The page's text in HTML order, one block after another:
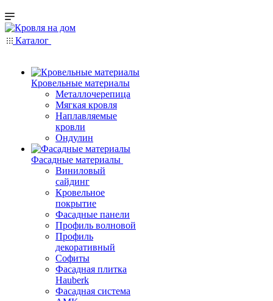
Каталог
Кровельные материалы
Металлочерепица
Мягкая кровля
Наплавляемые
кровли
Ондулин
Фасадные материалы
Виниловый
сайдинг
Кровельное
покрытие
Фасадные панели
Профиль волновой
Профиль
декоративный
Софиты
Фасадная плитка
Hauberk
Фасадная система